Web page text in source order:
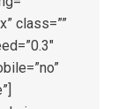
class=””